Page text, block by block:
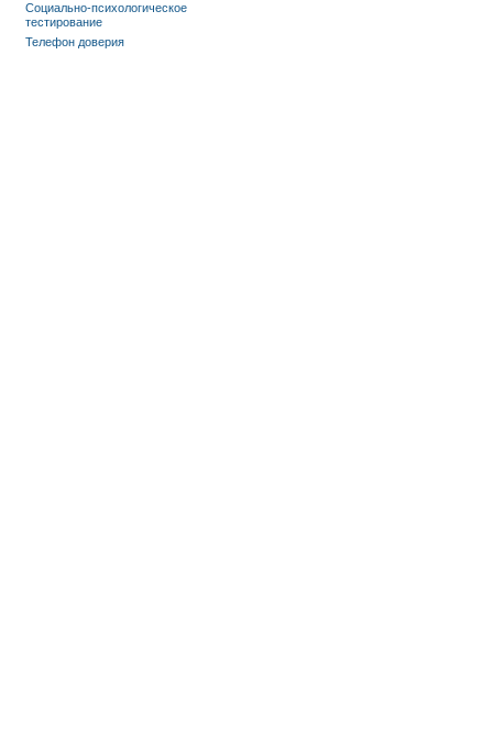
Социально-психологическое
тестирование
Телефон доверия